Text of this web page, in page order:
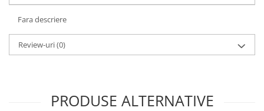
Fara descriere
Review-uri(0)
PRODUSE ALTERNATIVE